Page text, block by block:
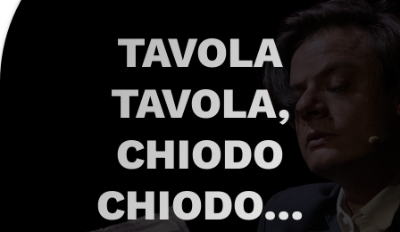
TAVOLA
TAVOLA,
CHIODO
CHIODO…